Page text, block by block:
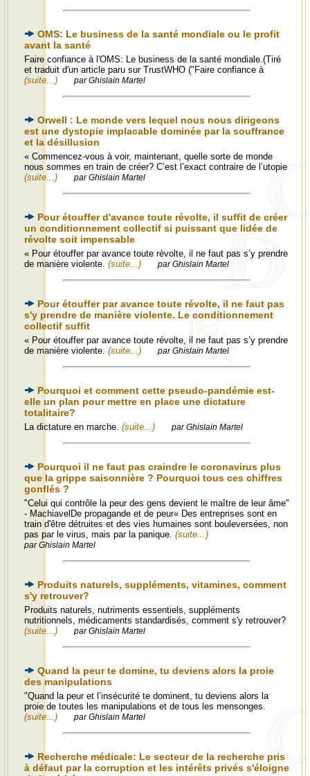
OMS: Le business de la santé mondiale ou le profit
avant la santé
Faire confiance à l'OMS: Le business de la santé mondiale.(Tiré
et traduit d'un article paru sur TrustWHO ("Faire confiance à
(suite...)
par Ghislain Martel
Orwell : Le monde vers lequel nous nous dirigeons
est une dystopie implacable dominée par la souffrance
et la désillusion
« Commencez-vous à voir, maintenant, quelle sorte de monde
nous sommes en train de créer? C’est l’exact contraire de l’utopie
(suite...)
par Ghislain Martel
Pour étouffer d'avance toute révolte, il suffit de créer
un conditionnement collectif si puissant que lidée de
révolte soit impensable
« Pour étouffer par avance toute révolte, il ne faut pas s’y prendre
de manière violente. (suite...) par Ghislain Martel
Pour étouffer par avance toute révolte, il ne faut pas
s'y prendre de manière violente. Le conditionnement
collectif suffit
« Pour étouffer par avance toute révolte, il ne faut pas s’y prendre
de manière violente. (suite...) par Ghislain Martel
Pourquoi et comment cette pseudo-pandémie est-
elle un plan pour mettre en place une dictature
totalitaire?
La dictature en marche. (suite...) par Ghislain Martel
Pourquoi il ne faut pas craindre le coronavirus plus
que la grippe saisonnière ? Pourquoi tous ces chiffres
gonflés ?
"Celui qui contrôle la peur des gens devient le maître de leur âme"
- MachiavelDe propagande et de peur« Des entreprises sont en
train d'être détruites et des vies humaines sont bouleversées, non
pas par le virus, mais par la panique. (suite...)
par Ghislain Martel
Produits naturels, suppléments, vitamines, comment
s'y retrouver?
Produits naturels, nutriments essentiels, suppléments
nutritionnels, médicaments standardisés, comment s'y retrouver?
(suite...)
par Ghislain Martel
Quand la peur te domine, tu deviens alors la proie
des manipulations
"Quand la peur et l’insécurité te dominent, tu deviens alors la
proie de toutes les manipulations et de tous les mensonges.
(suite...)
par Ghislain Martel
Recherche médicale: Le secteur de la recherche pris
à défaut par la corruption et les intérêts privés s'éloigne